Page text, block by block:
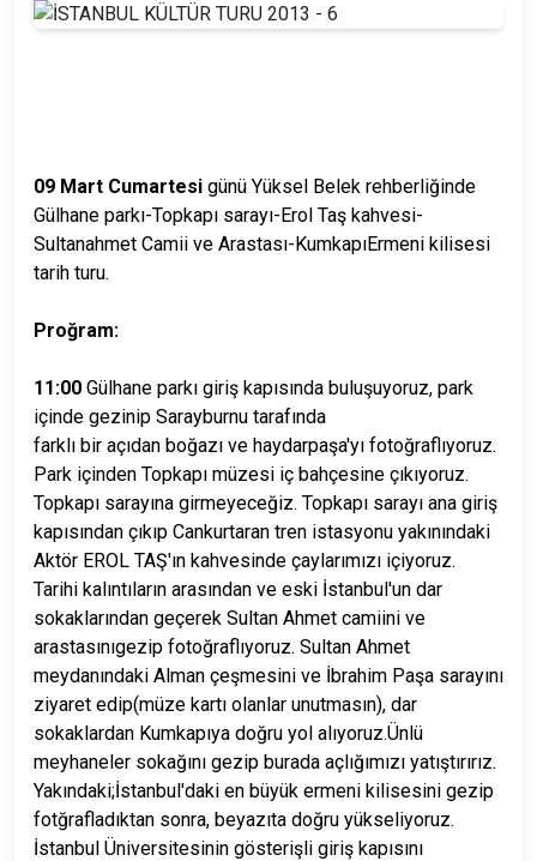
09 Mart Cumartesi günü Yüksel Belek rehberliğinde
Gülhane parkı-Topkapı sarayı-Erol Taş kahvesi-
Sultanahmet Camii ve Arastası-KumkapıErmeni kilisesi
tarih turu.
Proğram:
11:00 Gülhane parkı giriş kapısında buluşuyoruz, park
içinde gezinip Sarayburnu tarafında
farklı bir açıdan boğazı ve haydarpaşa'yı fotoğraflıyoruz.
Park içinden Topkapı müzesi iç bahçesine çıkıyoruz.
Topkapı sarayına girmeyeceğiz. Topkapı sarayı ana giriş
kapısından çıkıp Cankurtaran tren istasyonu yakınındaki
Aktör EROL TAŞ'ın kahvesinde çaylarımızı içiyoruz.
Tarihi kalıntıların arasından ve eski İstanbul'un dar
sokaklarından geçerek Sultan Ahmet camiini ve
arastasınıgezip fotoğraflıyoruz. Sultan Ahmet
meydanındaki Alman çeşmesini ve İbrahim Paşa sarayını
ziyaret edip(müze kartı olanlar unutmasın), dar
sokaklardan Kumkapıya doğru yol alıyoruz.Ünlü
meyhaneler sokağını gezip burada açlığımızı yatıştırırız.
Yakındaki;İstanbul'daki en büyük ermeni kilisesini gezip
fotğrafladıktan sonra, beyazıta doğru yükseliyoruz.
İstanbul Üniversitesinin gösterişli giriş kapısını